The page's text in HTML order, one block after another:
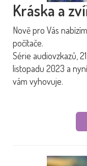
Kráska a
Nově pro Vás
počítače.
Série audiovzkazů,
listopadu 2023 a
vám vyhovuje.